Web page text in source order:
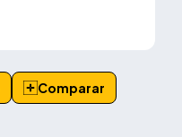
Comparar